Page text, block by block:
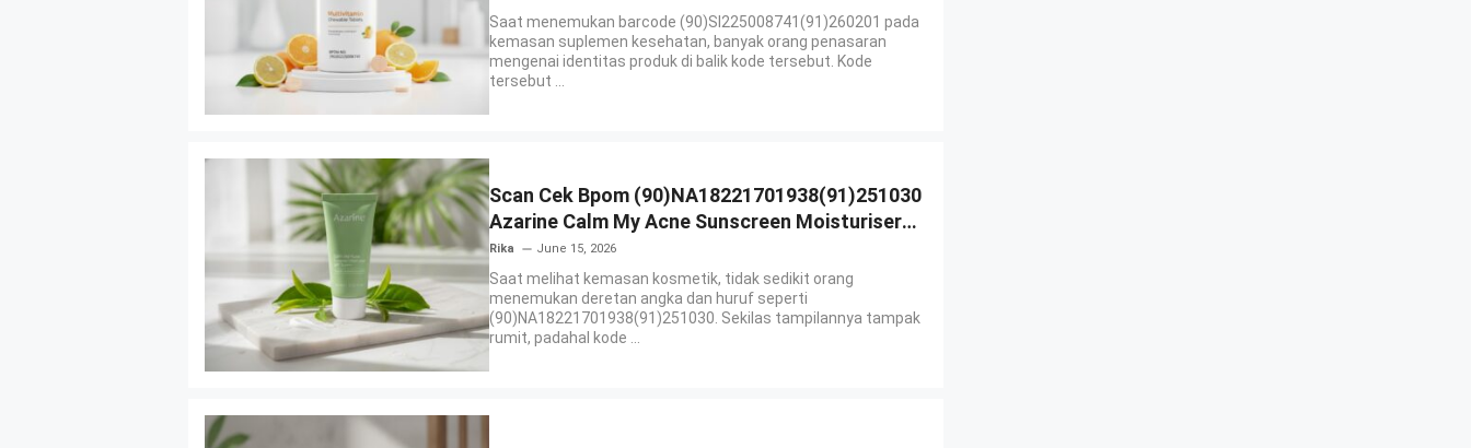
Saat menemukan barcode (90)SI225008741(91)260201 pada
kemasan suplemen kesehatan, banyak orang penasaran
mengenai identitas produk di balik kode tersebut. Kode
tersebut ...
Scan Cek Bpom (90)NA18221701938(91)251030
Azarine Calm My Acne Sunscreen Moisturiser
SPF 35
Rika June 15, 2026
Saat melihat kemasan kosmetik, tidak sedikit orang
menemukan deretan angka dan huruf seperti
(90)NA18221701938(91)251030. Sekilas tampilannya tampak
rumit, padahal kode ...